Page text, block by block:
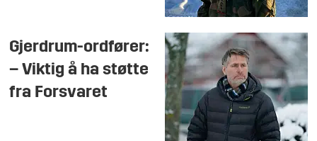
Gjerdrum-ordfører:
– Viktig å ha støtte
fra Forsvaret